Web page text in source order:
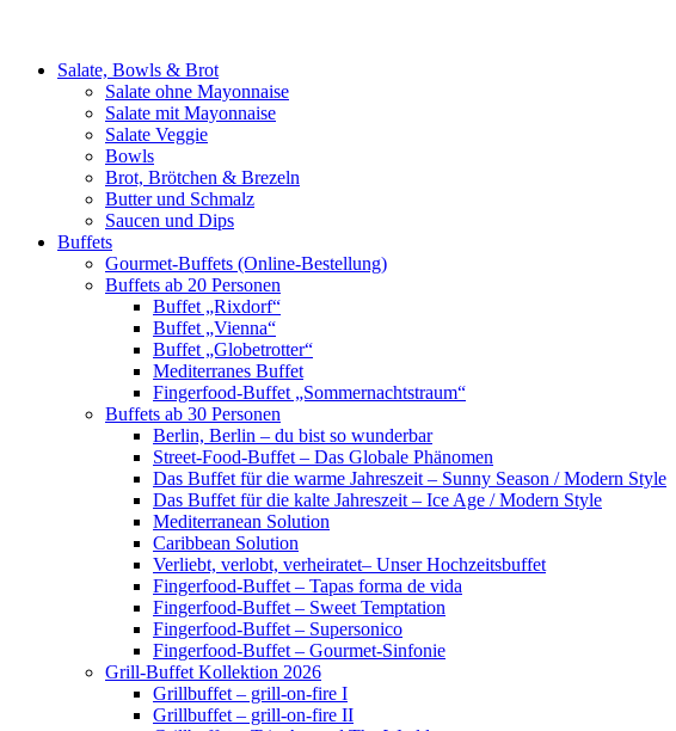
Salate, Bowls & Brot
Salate ohne Mayonnaise
Salate mit Mayonnaise
Salate Veggie
Bowls
Brot, Brötchen & Brezeln
Butter und Schmalz
Saucen und Dips
Buffets
Gourmet-Buffets (Online-Bestellung)
Buffets ab 20 Personen
Buffet „Rixdorf“
Buffet „Vienna“
Buffet „Globetrotter“
Mediterranes Buffet
Fingerfood-Buffet „Sommernachtstraum“
Buffets ab 30 Personen
Berlin, Berlin – du bist so wunderbar
Street-Food-Buffet – Das Globale Phänomen
Das Buffet für die warme Jahreszeit – Sunny Season / Modern Style
Das Buffet für die kalte Jahreszeit – Ice Age / Modern Style
Mediterranean Solution
Caribbean Solution
Verliebt, verlobt, verheiratet– Unser Hochzeitsbuffet
Fingerfood-Buffet – Tapas forma de vida
Fingerfood-Buffet – Sweet Temptation
Fingerfood-Buffet – Supersonico
Fingerfood-Buffet – Gourmet-Sinfonie
Grill-Buffet Kollektion 2026
Grillbuffet – grill-on-fire I
Grillbuffet – grill-on-fire II